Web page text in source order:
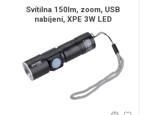
Svítilna 150lm, zoom, USB
nabíjení, XPE 3W LED